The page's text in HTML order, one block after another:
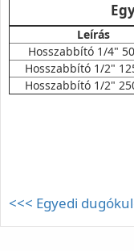
Leírás
Hosszabbító 1/4"
Hosszabbító 1/2"
Hosszabbító 1/2"
<<< Egyedi